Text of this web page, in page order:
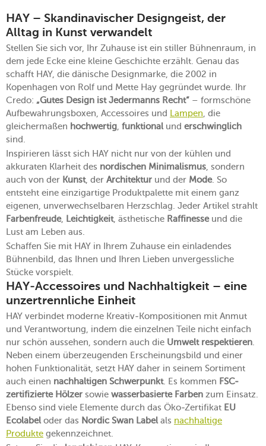
HAY – Skandinavischer Designgeist, der
Alltag in Kunst verwandelt
Stellen Sie sich vor, Ihr Zuhause ist ein stiller Bühnenraum, in
dem jede Ecke eine kleine Geschichte erzählt. Genau das
schafft HAY, die dänische Designmarke, die 2002 in
Kopenhagen von Rolf und Mette Hay gegründet wurde. Ihr
Credo: „Gutes Design ist Jedermanns Recht“ – formschöne
Aufbewahrungsboxen, Accessoires und Lampen , die
gleichermaßen hochwertig funktional und erschwinglich
sind.
Inspirieren lässt sich HAY nicht nur von der kühlen und
akkuraten Klarheit des nordischen Minimalismus , sondern
auch von der Kunst, der Architektur und der Mode. So
entsteht eine einzigartige Produktpalette mit einem ganz
eigenen, unverwechselbaren Herzschlag. Jeder Artikel strahlt
Farbenfreude, Leichtigkeit, ästhetische Raffinesseund die
Lust am Leben aus.
Schaffen Sie mit HAY in Ihrem Zuhause ein einladendes
Bühnenbild, das Ihnen und Ihren Lieben unvergessliche
Stücke vorspielt.
HAY-Accessoires und Nachhaltigkeit – eine
unzertrennliche Einheit
HAY verbindet moderne Kreativ-Kompositionen mit Anmut
und Verantwortung, indem die einzelnen Teile nicht einfach
nur schön aussehen, sondern auch die Umwelt respektieren
Neben einem überzeugenden Erscheinungsbild und einer
hohen Funktionalität, setzt HAY daher in seinem Sortiment
auch einen nachhaltigen Schwerpunkt. Es kommen FSC-
zertifizierte Hölzer sowie wasserbasierte Farben zum Einsatz.
Ebenso sind viele Elemente durch das Öko-Zertifikat EU
Ecolabel oder das Nordic Swan Label als nachhaltige
Produkte gekennzeichnet.